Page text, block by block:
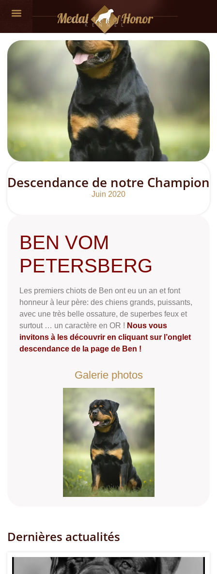
ROTTWEILER
KENNEL
Descendance de notre Champion
Juin 2020
BEN VOM
PETERSBERG
Les premiers chiots de Ben ont eu un an et font
honneur à leur père: des chiens grands, puissants,
avec une très belle ossature, de superbes feux et
surtout … un caractère en OR ! Nous vous
invitons à les découvrir en cliquant sur l’onglet
descendance de la page de Ben !
Dernières actualités